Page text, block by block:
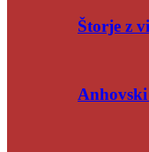
Štorje z